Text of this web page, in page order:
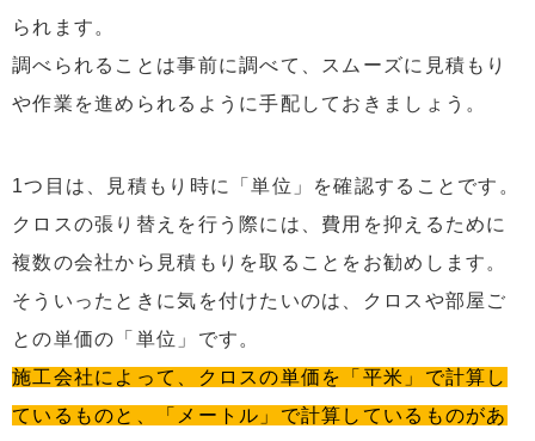
られます。
調べられることは事前に調べて、スムーズに見積もり
や作業を進められるように手配しておきましょう。
1つ目は、見積もり時に「単位」を確認することです。
クロスの張り替えを行う際には、費用を抑えるために
複数の会社から見積もりを取ることをお勧めします。
そういったときに気を付けたいのは、クロスや部屋ご
との単価の「単位」です。
施工会社によって、クロスの単価を「平米」で計算し
ているものと、「メートル」で計算しているものがあ